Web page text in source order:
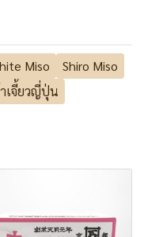
Miso
Shiro Miso
เจี้ยวญี่ปุ่น